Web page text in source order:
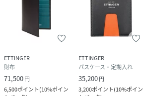
ETTINGER
財布
71,500円
6,500ポイント(10%ポイン
ETTINGER
パスケース・定期入れ
35,200円
3,200ポイント(10%ポイン